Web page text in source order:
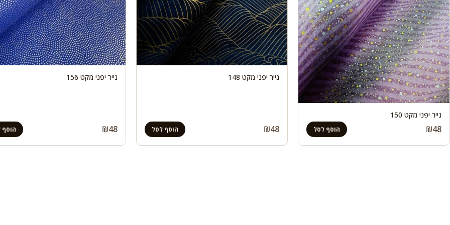
נייר יפני מקט 150
₪48 הוסף לסל
נייר יפני מקט 148
₪48 הוסף לסל
נייר יפני מקט 156
₪48 הוסף